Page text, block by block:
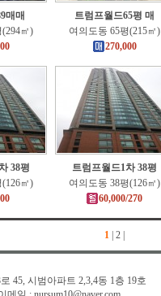
매매
㎡)
트럼프월드65평 매
여의도동 65평(215㎡)
270,000
38평
㎡)
트럼프월드1차 38평
여의도동 38평(126㎡)
60,000/270
1 2
45, 시범아파트 2,3,4동 1층 19호